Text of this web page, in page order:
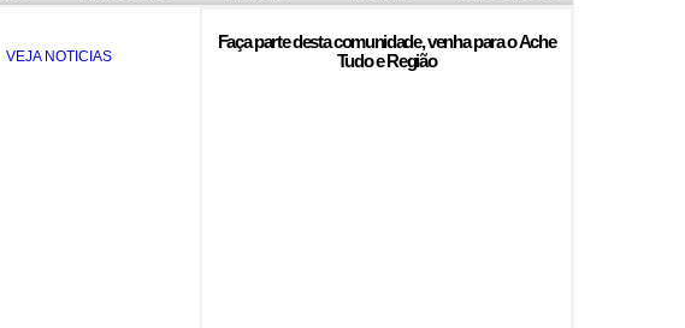
VEJA NOTICIAS
Faça parte desta comunidade, venha para oAche
Tudo e Região